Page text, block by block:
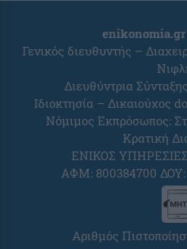
enikonomia.gr
Γενικός διευθυντής –
Διευθύντρια
Ιδιοκτησία – Δικαιούχος
Νόμιμος Εκπρόσωπος:
Κρατική
ΕΝΙΚΟΣ
ΑΦΜ: 800384700
Αριθμός